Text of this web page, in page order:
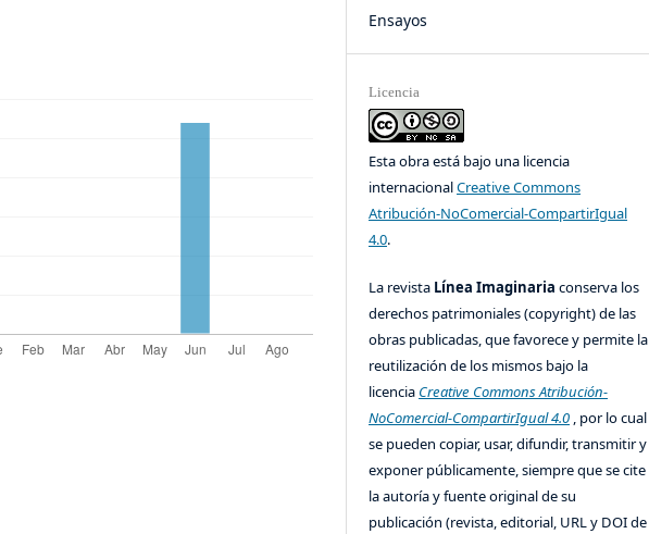
Ensayos
Licencia
Esta obra está bajo una licencia
internacionalCreative Commons
Atribución-NoComercial-CompartirIgual
4.0.
La revista Línea Imaginariaconserva los
derechos patrimoniales (copyright) de las
obras publicadas, que favorece y permite la
reutilización de los mismos bajo la
licencia Creative Commons Atribución-
NoComercial-CompartirIgual 4.0 , por lo cual
se pueden copiar, usar, difundir, transmitir y
exponer públicamente, siempre que se cite
la autoría y fuente original de su
publicación (revista, editorial, URL y DOI de